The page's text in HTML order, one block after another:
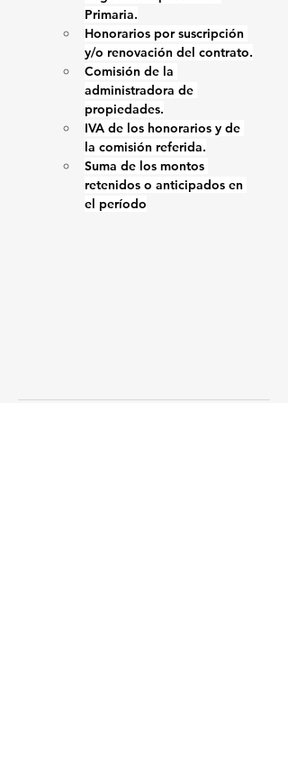
Primaria.
Honorarios por suscripción
y/o renovación del contrato.
Comisión de la
administradora de
propiedades.
IVA de los honorarios y de
la comisión referida.
Suma de los montos
retenidos o anticipados en
el período